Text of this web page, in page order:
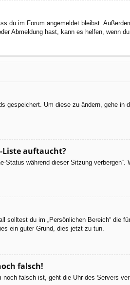
du im Forum angemeldet bleibst.
Abmeldung hast, kann es helfen, wenn
Um diese zu ändern, gehe
Liste auftaucht?
während dieser Sitzung
du im „Persönlichen Bereich“
ein guter Grund, dies jetzt zu tun.
falsch!
falsch ist, geht die Uhr des Servers